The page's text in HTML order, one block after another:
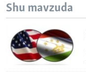
Shu mavzuda